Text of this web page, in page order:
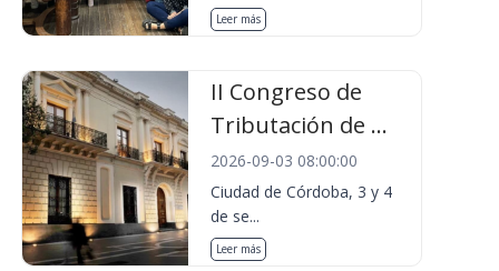
Leer más
II Congreso de
Tributación de ...
2026-09-03 08:00:00
Ciudad de Córdoba, 3 y 4
de se...
Leer más